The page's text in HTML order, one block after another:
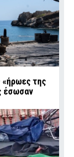
«ήρωες της
έσωσαν